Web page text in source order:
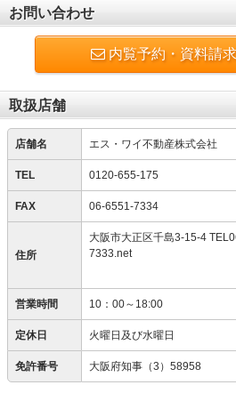
お問い合わせ
内覧予約・資料請
取扱店舗
店舗名 エス・ワイ不動産株式会社
TEL 0120-655-175
FAX 06-6551-7334
住所
大阪市大正区千島3-15-4
7333.net
営業時間 10：00～18:00
定休日 火曜日及び水曜日
免許番号 大阪府知事（3）58958